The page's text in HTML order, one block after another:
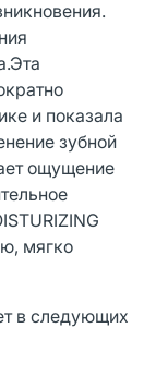
и показала
зубной
ощущение
мягко
в следующих